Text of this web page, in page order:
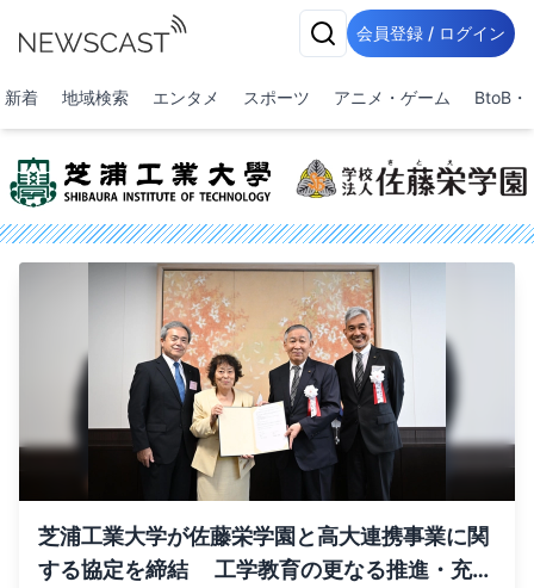
会員登録 / ログイン
新着 地域検索 エンタメ スポーツ アニメ・ゲーム BtoB・
芝浦工業大学が佐藤栄学園と高大連携事業に関
する協定を締結 工学教育の更なる推進・充実